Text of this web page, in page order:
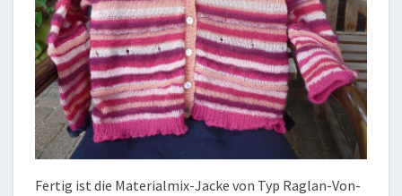
Fertig ist die Materialmix-Jacke von Typ Raglan-Von-